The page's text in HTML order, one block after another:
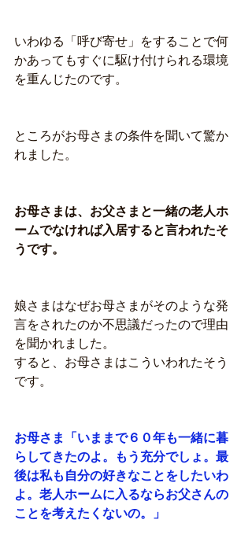
いわゆる「呼び寄せ」をすることで何
かあってもすぐに駆け付けられる環境
を重んじたのです。
ところがお母さまの条件を聞いて驚か
れました。
お母さまは、お父さまと一緒の老人ホ
ームでなければ入居すると言われたそ
うです。
娘さまはなぜお母さまがそのような発
言をされたのか不思議だったので理由
を聞かれました。
すると、お母さまはこういわれたそう
です。
お母さま「いままで６０年も一緒に暮
らしてきたのよ。もう充分でしょ。最
後は私も自分の好きなことをしたいわ
よ。老人ホームに入るならお父さんの
ことを考えたくないの。」